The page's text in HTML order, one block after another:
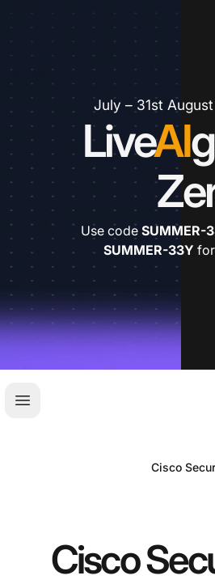
LiveAI
Use code SUMMER-
SUMMER-33Y
فتح
Cisco
Cisco